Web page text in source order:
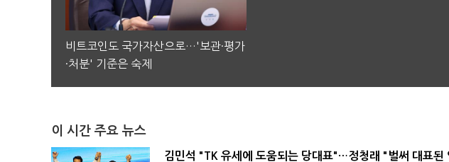
비트코인도 국가자산으로…'보관·평가
·처분' 기준은 숙제
이 시간 주요 뉴스
김민석 "TK 유세에 도움되는 당대표"…정청래 "벌써 대표된